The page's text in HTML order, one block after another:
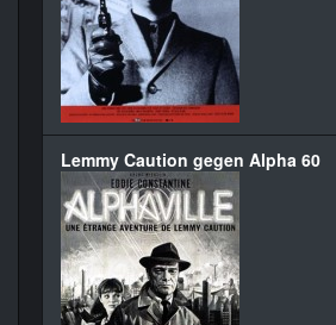
Lemmy Caution gegen Alpha 60